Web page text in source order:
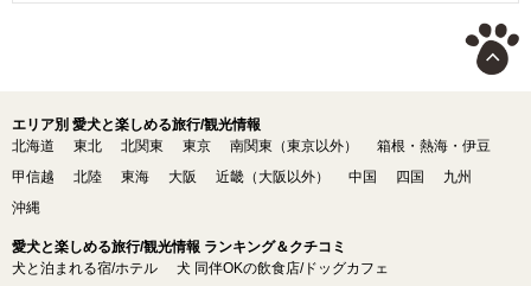
エリア別 愛犬と楽しめる旅行/観光情報
北海道
東北 北関東 東京 南関東（東京以外）
箱根・熱海・伊豆
甲信越
北陸 東海 大阪 近畿（大阪以外） 中国 四国
九州
沖縄
愛犬と楽しめる旅行/観光情報 ランキング＆クチコミ
犬と泊まれる宿/ホテル
犬 同伴OKの飲食店/ドッグカフェ